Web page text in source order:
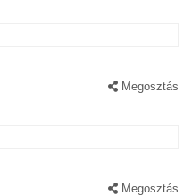
Megosztás
Megosztás